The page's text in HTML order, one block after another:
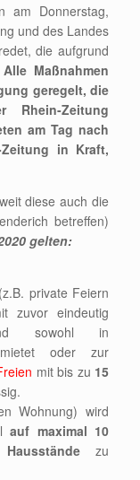
am Donnerstag,
und des Landes
die aufgrund
Alle Maßnahmen
geregelt, die
Rhein-Zeitung
am Tag nach
in Kraft,
diese auch die
betreffen)
gelten:
private Feiern
zuvor eindeutig
sowohl in
oder zur
mit bis zu 15
Wohnung) wird
auf maximal 10
zu